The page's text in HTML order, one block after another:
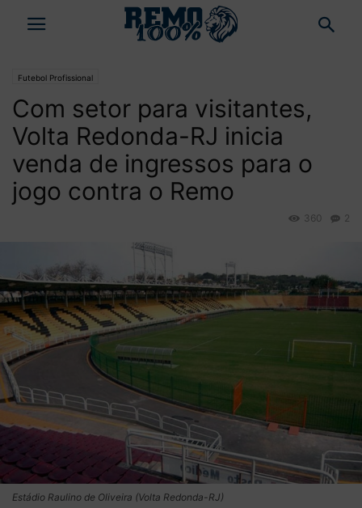
Futebol Profissional
Com setor para visitantes,
Volta Redonda-RJ inicia
venda de ingressos para o
jogo contra o Remo
2
360
Estádio Raulino de Oliveira (Volta Redonda-RJ)